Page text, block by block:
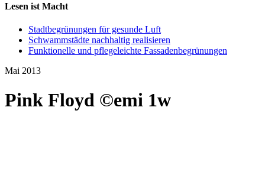
Lesen ist Macht
Stadtbegrünungen für gesunde Luft
Schwammstädte nachhaltig realisieren
Funktionelle und pflegeleichte Fassadenbegrünungen
Mai 2013
Pink Floyd ©emi 1w